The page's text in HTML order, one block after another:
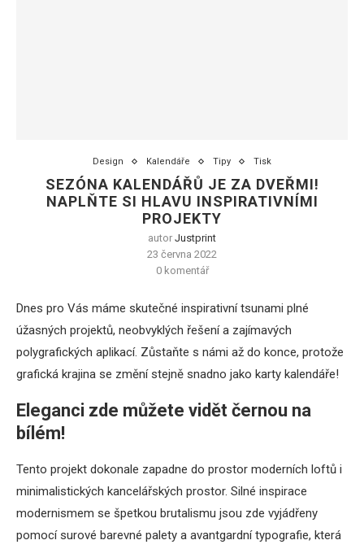
Design Kalendáře Tipy Tisk
SEZÓNA KALENDÁŘŮ JE ZA DVEŘMI!
NAPLŇTE SI HLAVU INSPIRATIVNÍMI
PROJEKTY
autor Justprint
23 června 2022
0 komentář
Dnes pro Vás máme skutečné inspirativní tsunami plné
úžasných projektů, neobvyklých řešení a zajímavých
polygrafických aplikací. Zůstaňte s námi až do konce, protože
grafická krajina se změní stejně snadno jako karty kalendáře!
Eleganci zde můžete vidět černou na
bílém!
Tento projekt dokonale zapadne do prostor moderních loftů i
minimalistických kancelářských prostor. Silné inspirace
modernismem se špetkou brutalismu jsou zde vyjádřeny
pomocí surové barevné palety a avantgardní typografie, která